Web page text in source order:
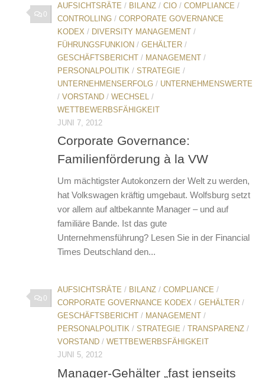
0
AUFSICHTSRÄTE / BILANZ / CIO / COMPLIANCE /
CONTROLLING / CORPORATE GOVERNANCE
KODEX / DIVERSITY MANAGEMENT /
FÜHRUNGSFUNKION / GEHÄLTER /
GESCHÄFTSBERICHT / MANAGEMENT /
PERSONALPOLITIK / STRATEGIE /
UNTERNEHMENSERFOLG / UNTERNEHMENSWERTE
/ VORSTAND / WECHSEL /
WETTBEWERBSFÄHIGKEIT
JUNI 7, 2012
Corporate Governance:
Familienförderung à la VW
Um mächtigster Autokonzern der Welt zu werden,
hat Volkswagen kräftig umgebaut. Wolfsburg setzt
vor allem auf altbekannte Manager – und auf
familiäre Bande. Ist das gute
Unternehmensführung? Lesen Sie in der Financial
Times Deutschland den...
0
AUFSICHTSRÄTE / BILANZ / COMPLIANCE /
CORPORATE GOVERNANCE KODEX / GEHÄLTER /
GESCHÄFTSBERICHT / MANAGEMENT /
PERSONALPOLITIK / STRATEGIE / TRANSPARENZ /
VORSTAND / WETTBEWERBSFÄHIGKEIT
JUNI 5, 2012
Manager-Gehälter „fast jenseits